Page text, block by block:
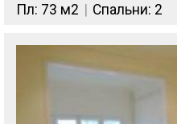
Пл: 73 м2 Спальни: 2